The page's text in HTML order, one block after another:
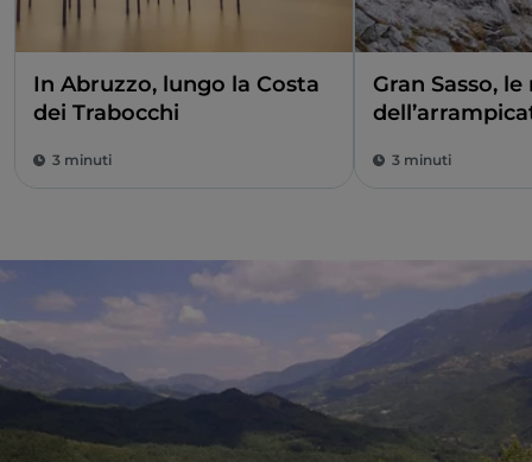
In Abruzzo, lungo la Costa
dei Trabocchi
3 minuti
Gran Sasso,
3 minuti